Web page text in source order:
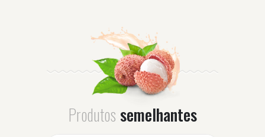
Produtos semelhantes